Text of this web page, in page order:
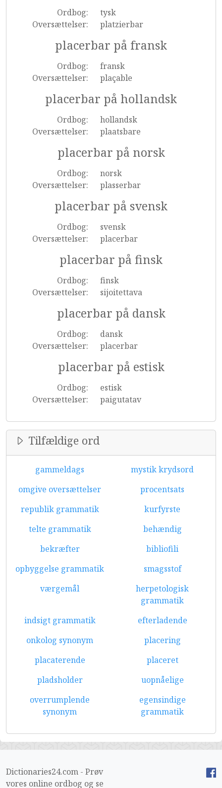
Ordbog:
tysk
Oversættelser:
platzierbar
placerbar på fransk
Ordbog:
fransk
Oversættelser:
plaçable
placerbar på hollandsk
Ordbog:
hollandsk
Oversættelser:
plaatsbare
placerbar på norsk
Ordbog:
norsk
Oversættelser:
plasserbar
placerbar på svensk
Ordbog:
svensk
Oversættelser:
placerbar
placerbar på finsk
Ordbog:
finsk
Oversættelser:
sijoitettava
placerbar på dansk
Ordbog:
dansk
Oversættelser:
placerbar
placerbar på estisk
Ordbog:
estisk
Oversættelser:
paigutatav
Tilfældige ord
gammeldags
mystik krydsord
omgive oversættelser
procentsats
republik grammatik
kurfyrste
telte grammatik
behændig
bekræfter
bibliofili
opbyggelse grammatik
smagsstof
værgemål
herpetologisk
grammatik
indsigt grammatik
efterladende
onkolog synonym
placering
placaterende
placeret
pladsholder
uopnåelige
overrumplende
synonym
egensindige
grammatik
Dictionaries24.com - Prøv
vores online ordbog og se